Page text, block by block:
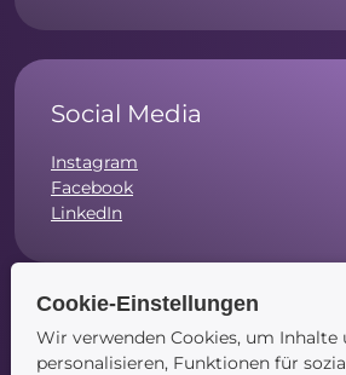
Social Media
Instagram
Facebook
LinkedIn
Navigation
Cookie-Einstellungen
Wir verwenden Cookies, um Inhalte
personalisieren, Funktionen für